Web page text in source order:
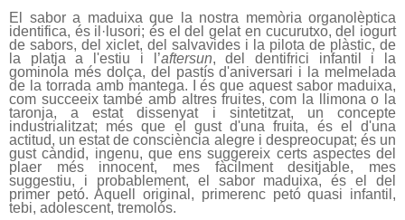
El sabor a maduixa que la nostra memòria organolèptica
identifica, és il·lusori; és el del gelat en cucurutxo, del iogurt
de sabors, del xiclet, del salvavides i la pilota de plàstic, de
la platja a l'estiu i l’aftersun, del dentifrici infantil i la
gominola més dolça, del pastís d'aniversari i la melmelada
de la torrada amb mantega. I és que aquest sabor maduixa,
com succeeix també amb altres fruites, com la llimona o la
taronja, a estat dissenyat i sintetitzat, un concepte
industrialitzat; més que el gust d'una fruita, és el d'una
actitud, un estat de consciència alegre i despreocupat; és un
gust càndid, ingenu, que ens suggereix certs aspectes del
plaer més innocent, mes fàcilment desitjable, mes
suggestiu, i probablement, el sabor maduixa, és el del
primer petó. Aquell original, primerenc petó quasi infantil,
tebi, adolescent, tremolós.